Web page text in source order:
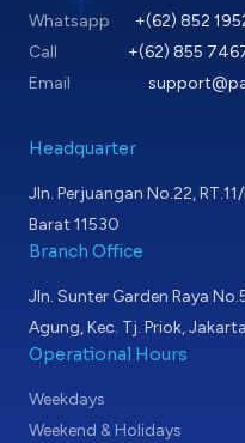
Whatsapp
+(62) 852
Call
+(62) 855
Email
Headquarter
Jln. Perjuangan No.22,
Barat 11530
Branch Office
Jln. Sunter Garden Raya
Agung, Kec. Tj. Priok,
Operational Hours
Weekdays
Weekend & Holidays